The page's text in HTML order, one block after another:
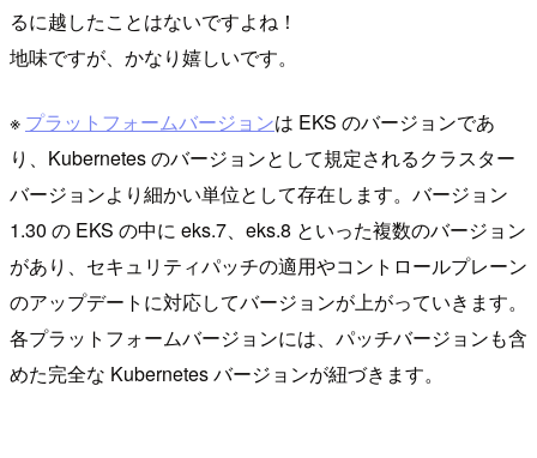
るに越したことはないですよね！
地味ですが、かなり嬉しいです。
※ プラットフォームバージョンは EKS のバージョンであ
り、Kubernetes のバージョンとして規定されるクラスター
バージョンより細かい単位として存在します。バージョン
1.30 の EKS の中に eks.7、eks.8 といった複数のバージョン
があり、セキュリティパッチの適用やコントロールプレーン
のアップデートに対応してバージョンが上がっていきます。
各プラットフォームバージョンには、パッチバージョンも含
めた完全な Kubernetes バージョンが紐づきます。